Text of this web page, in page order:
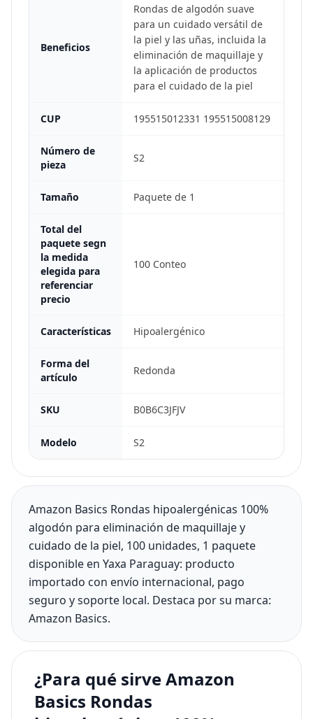
Beneficios
Rondas de algodón suave
para un cuidado versátil de
la piel y las uñas, incluida la
eliminación de maquillaje y
la aplicación de productos
para el cuidado de la piel
CUP 195515012331 195515008129
Número de
pieza
S2
Tamaño Paquete de 1
Total del
paquete segn
la medida
elegida para
referenciar
precio
100 Conteo
Características Hipoalergénico
Forma del
artículo
Redonda
SKU B0B6C3JFJV
Modelo S2
Amazon Basics Rondas hipoalergénicas 100%
algodón para eliminación de maquillaje y
cuidado de la piel, 100 unidades, 1 paquete
disponible en Yaxa Paraguay: producto
importado con envío internacional, pago
seguro y soporte local. Destaca por su marca:
Amazon Basics.
¿Para qué sirve Amazon
Basics Rondas